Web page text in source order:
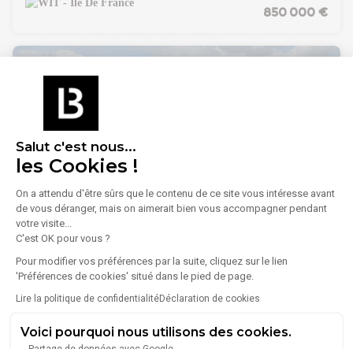
Salut c'est nous...
les Cookies !
On a attendu d'être sûrs que le contenu de ce site vous intéresse avant
de vous déranger, mais on aimerait bien vous accompagner pendant
votre visite...
C'est OK pour vous ?
Pour modifier vos préférences par la suite, cliquez sur le lien
'Préférences de cookies' situé dans le pied de page.
Lire la politique de confidentialitéDéclaration de cookies
Voici pourquoi nous utilisons des cookies.
Situé dans une zone dynamique mêlant activités tertiaires et
contactez-nous au :
01 83 83 44 38
850 000 €
1/2
Vente Terrain 2 280 m²
95100 Argenteuil
Un terrain goudronné d'une surface d'environ 2 300 m²,
Un bâtiment avec 450 m² d'entrepôt et environ 230 m² de
1 490 000 €